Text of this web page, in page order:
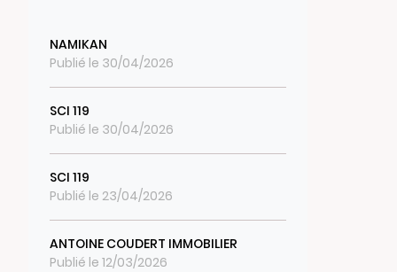
NAMIKAN
Publié le 30/04/2026
SCI 119
Publié le 30/04/2026
SCI 119
Publié le 23/04/2026
ANTOINE COUDERT IMMOBILIER
Publié le 12/03/2026